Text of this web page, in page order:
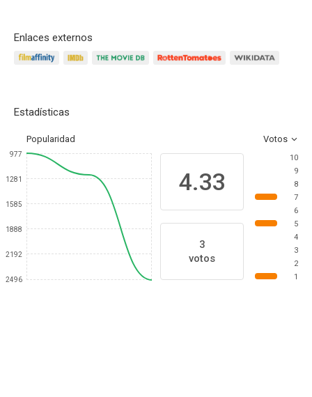
Enlaces externos
Estadísticas
Popularidad Votos
977
1281
1585
1888
2192
2496
4.33
3
votos
10
9
8
7
6
5
4
3
2
1